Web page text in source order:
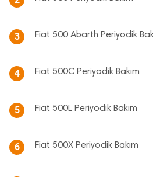
3 Fiat 500 Abarth Periyodik
4 Fiat 500C Periyodik Bakım
5 Fiat 500L Periyodik Bakım
6 Fiat 500X Periyodik Bakım